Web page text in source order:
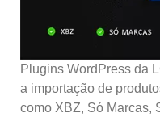
Plugins WordPress da
a importação de
como XBZ, Só Marcas,